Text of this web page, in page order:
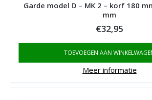
Garde model D – MK 2 – korf 180
mm
€32,95
TOEVOEGEN AAN
Meer informatie